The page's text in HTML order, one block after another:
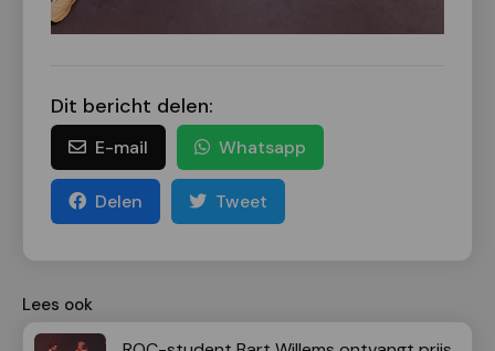
Dit bericht delen:
E-mail Whatsapp
Delen Tweet
Lees ook